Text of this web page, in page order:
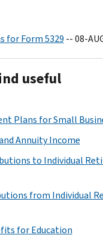
for Form 5329 -- 08-
useful
Plans for Small
Annuity Income
to Individual
from Individual
for Education